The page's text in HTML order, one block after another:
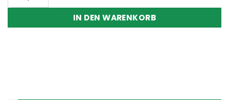
IN DEN WARENKORB